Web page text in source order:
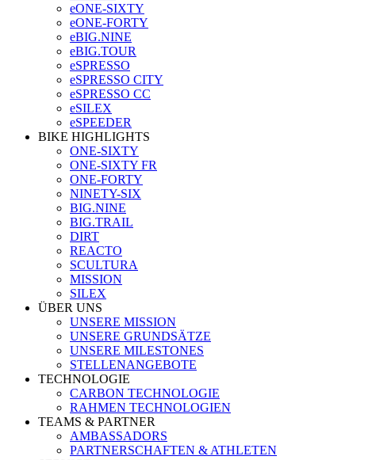
eONE-SIXTY
eONE-FORTY
eBIG.NINE
eBIG.TOUR
eSPRESSO
eSPRESSO CITY
eSPRESSO CC
eSILEX
eSPEEDER
BIKE HIGHLIGHTS
ONE-SIXTY
ONE-SIXTY FR
ONE-FORTY
NINETY-SIX
BIG.NINE
BIG.TRAIL
DIRT
REACTO
SCULTURA
MISSION
SILEX
ÜBER UNS
UNSERE MISSION
UNSERE GRUNDSÄTZE
UNSERE MILESTONES
STELLENANGEBOTE
TECHNOLOGIE
CARBON TECHNOLOGIE
RAHMEN TECHNOLOGIEN
TEAMS & PARTNER
AMBASSADORS
PARTNERSCHAFTEN & ATHLETEN